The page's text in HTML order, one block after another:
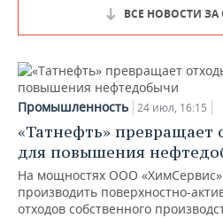
ВСЕ НОВОСТИ ЗА
Промышленность 24 июл, 16:15
«Татнефть» превращает
для повышения
На мощностях ООО
производить поверхностно-
отходов собственного